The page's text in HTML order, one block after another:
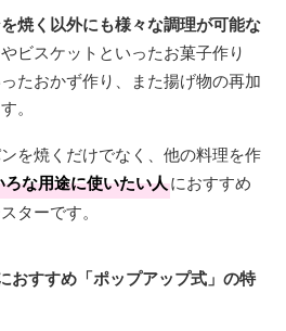
焼く以外にも様々な調理が可能な
ビスケットといったお菓子作り
たおかず作り、また揚げ物の再加
。
を焼くだけでなく、他の料理を作
ろな用途に使いたい人におすすめ
ターです。
おすすめ「ポップアップ式」の特